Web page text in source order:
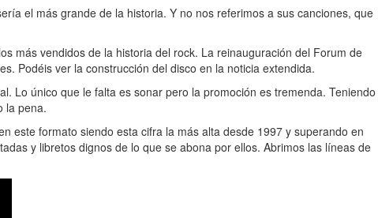
el más grande de la historia. Y no nos referimos a sus canciones, que
más vendidos de la historia del rock. La reinauguración del Forum de
Podéis ver la construcción del disco en la noticia extendida.
Lo único que le falta es sonar pero la promoción es tremenda. Teniendo
la pena.
este formato siendo esta cifra la más alta desde 1997 y superando en
y libretos dignos de lo que se abona por ellos. Abrimos las líneas de